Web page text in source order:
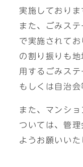
実施しておりま
また、ごみス
で実施されて
の割り振りも
用するごみス
もしくは自治会
また、マンシ
ついては、管
ようお願いいた